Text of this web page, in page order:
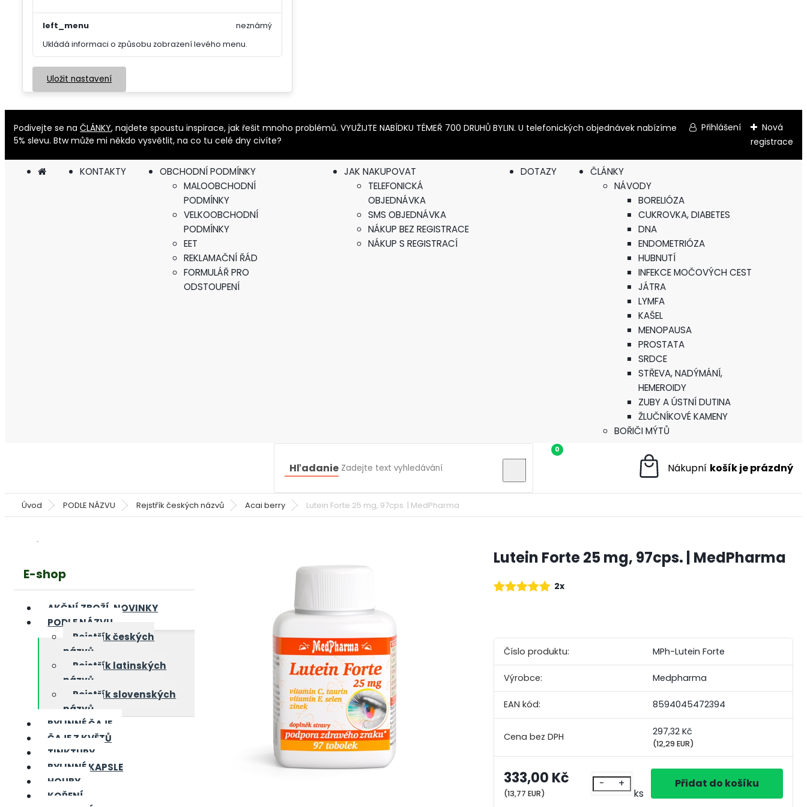
left_menu
Ukládá informaci o způsobu zobrazení levého menu.
neznámý
Uložit nastavení
Podivejte se naČLÁNKY, najdete spoustu inspirace, jak řešit mnoho problémů. VYUŽIJTE NABÍDKU TÉMEŘ 700 DRUHŮ BYLIN. U telefonických objednávek nabízíme
5% slevu. Btw může mi někdo vysvětlit, na co tu celé dny civíte?
Přihlášení
Nová
registrace
KONTAKTY
OBCHODNÍ PODMÍNKY
MALOOBCHODNÍ
PODMÍNKY
VELKOOBCHODNÍ
PODMÍNKY
EET
REKLAMAČNÍ ŘÁD
FORMULÁŘ PRO
ODSTOUPENÍ
JAK NAKUPOVAT
TELEFONICKÁ
OBJEDNÁVKA
SMS OBJEDNÁVKA
NÁKUP BEZ REGISTRACE
NÁKUP S REGISTRACÍ
DOTAZY
ČLÁNKY
NÁVODY
BORELIÓZA
CUKROVKA, DIABETES
DNA
ENDOMETRIÓZA
HUBNUTÍ
INFEKCE MOČOVÝCH CEST
JÁTRA
LYMFA
KAŠEL
MENOPAUSA
PROSTATA
SRDCE
STŘEVA, NADÝMÁNÍ,
HEMEROIDY
ZUBY A ÚSTNÍ DUTINA
ŽLUČNÍKOVÉ KAMENY
BOŘIČI MÝTŮ
Hľadanie
0
Úvod PODLE NÁZVU Rejstřík českých názvů Acai berry Lutein Forte 25 mg, 97cps. | MedPharma
E-shop
AKČNÍ ZBOŽÍ, NOVINKY
PODLE NÁZVU
Rejstřík českých
názvů
Rejstřík latinských
názvů
Rejstřík slovenských
názvů
BYLINNÉ ČAJE
ČAJE Z KVĚTŮ
TINKTURY
BYLINNÉ KAPSLE
HOUBY
KOŘENÍ
Lutein Forte 25 mg, 97cps. | MedPharma
2x
Číslo produktu: MPh-Lutein Forte
Výrobce: Medpharma
EAN kód: 8594045472394
297,32 Kč
(12,29 EUR)
333,00 Kč
(13,77 EUR)
- +
ks